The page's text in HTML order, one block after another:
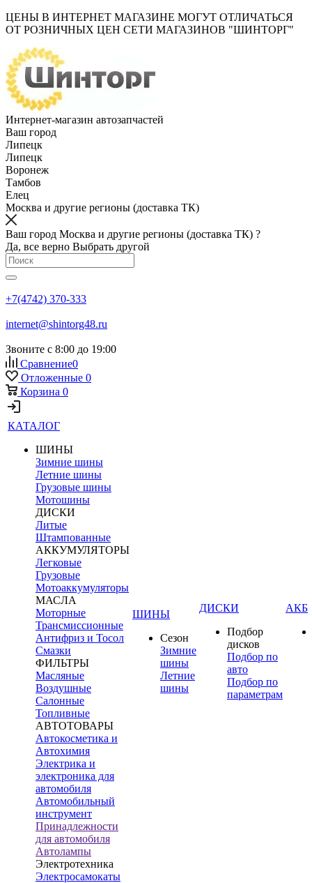
ЦЕНЫ В ИНТЕРНЕТ МАГАЗИНЕ МОГУТ ОТЛИЧАТЬСЯ
ОТ РОЗНИЧНЫХ ЦЕН СЕТИ МАГАЗИНОВ "ШИНТОРГ"
Интернет-магазин автозапчастей
Ваш город
Липецк
Липецк
Воронеж
Тамбов
Елец
Москва и другие регионы (доставка ТК)
Ваш город Москва и другие регионы (доставка ТК) ?
Да, все верно Выбрать другой
+7(4742) 370-333
internet@shintorg48.ru
Звоните с 8:00 до 19:00
Сравнение0
Отложенные 0
Корзина 0
КАТАЛОГ
ШИНЫ
Зимние шины
Летние шины
Грузовые шины
Мотошины
ДИСКИ
Литые
Штампованные
АККУМУЛЯТОРЫ
Легковые
Грузовые
Мотоаккумуляторы
МАСЛА
Моторные
Трансмиссионные
Антифриз и Тосол
Смазки
ФИЛЬТРЫ
Масляные
Воздушные
Салонные
Топливные
АВТОТОВАРЫ
Автокосметика и
Автохимия
Электрика и
электроника для
автомобиля
Автомобильный
инструмент
Принадлежности
для автомобиля
Автолампы
Электротехника
Электросамокаты
ШИНЫ
Сезон
Зимние
шины
Летние
шины
ДИСКИ
Подбор
дисков
Подбор по
авто
Подбор по
параметрам
АКБ